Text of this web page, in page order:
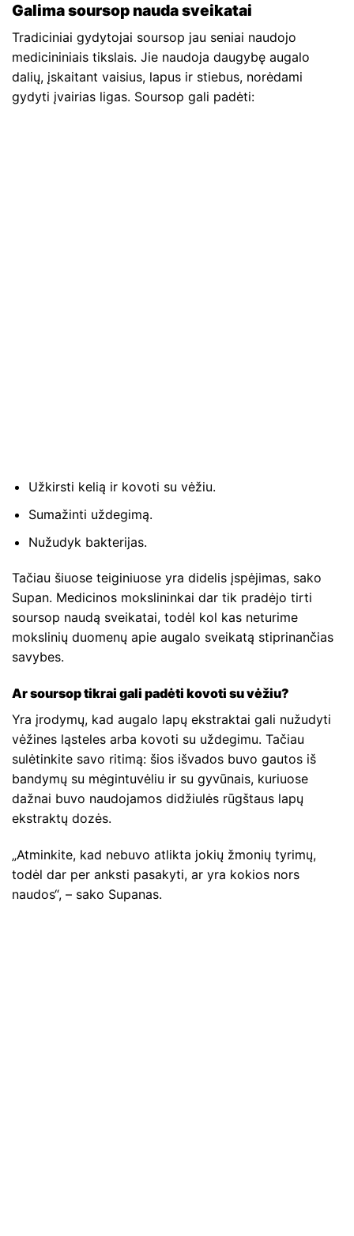
Galima soursop nauda sveikatai
Tradiciniai gydytojai soursop jau seniai naudojo
medicininiais tikslais. Jie naudoja daugybę augalo
dalių, įskaitant vaisius, lapus ir stiebus, norėdami
gydyti įvairias ligas. Soursop gali padėti:
Užkirsti kelią ir kovoti su vėžiu.
Sumažinti uždegimą.
Nužudyk bakterijas.
Tačiau šiuose teiginiuose yra didelis įspėjimas, sako
Supan. Medicinos mokslininkai dar tik pradėjo tirti
soursop naudą sveikatai, todėl kol kas neturime
mokslinių duomenų apie augalo sveikatą stiprinančias
savybes.
Ar soursop tikrai gali padėti kovoti su vėžiu?
Yra įrodymų, kad augalo lapų ekstraktai gali nužudyti
vėžines ląsteles arba kovoti su uždegimu. Tačiau
sulėtinkite savo ritimą: šios išvados buvo gautos iš
bandymų su mėgintuvėliu ir su gyvūnais, kuriuose
dažnai buvo naudojamos didžiulės rūgštaus lapų
ekstraktų dozės.
„Atminkite, kad nebuvo atlikta jokių žmonių tyrimų,
todėl dar per anksti pasakyti, ar yra kokios nors
naudos“, – sako Supanas.